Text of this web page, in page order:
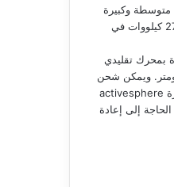
متوسطة وكبيرة
الحجم الفاخرة. فعلى غرار سيارة e-tron GT quattro، تضمن هذه التقنية إمكانية شحن البطارية بما يصل إلى 270 كيلووات في
بمحرك تقليدي
عشر دقائق فقط لشحن البطارية إلى مستوى يساعدها على قطع مسافة تزيد عن 300 كيلومتر. ويمكن شحن
البطارية التي تبلغ سعتها 100 كيلووات ساعي من 5 إلى 80 بالمائة في غضون مدة تقل عن 25 دقيقة. وتعتبر سيارة activesphere
وإمكانية قطعها لمسافة تزيد عن 600 كيلومتر قبل الحاجة إلى إعادة